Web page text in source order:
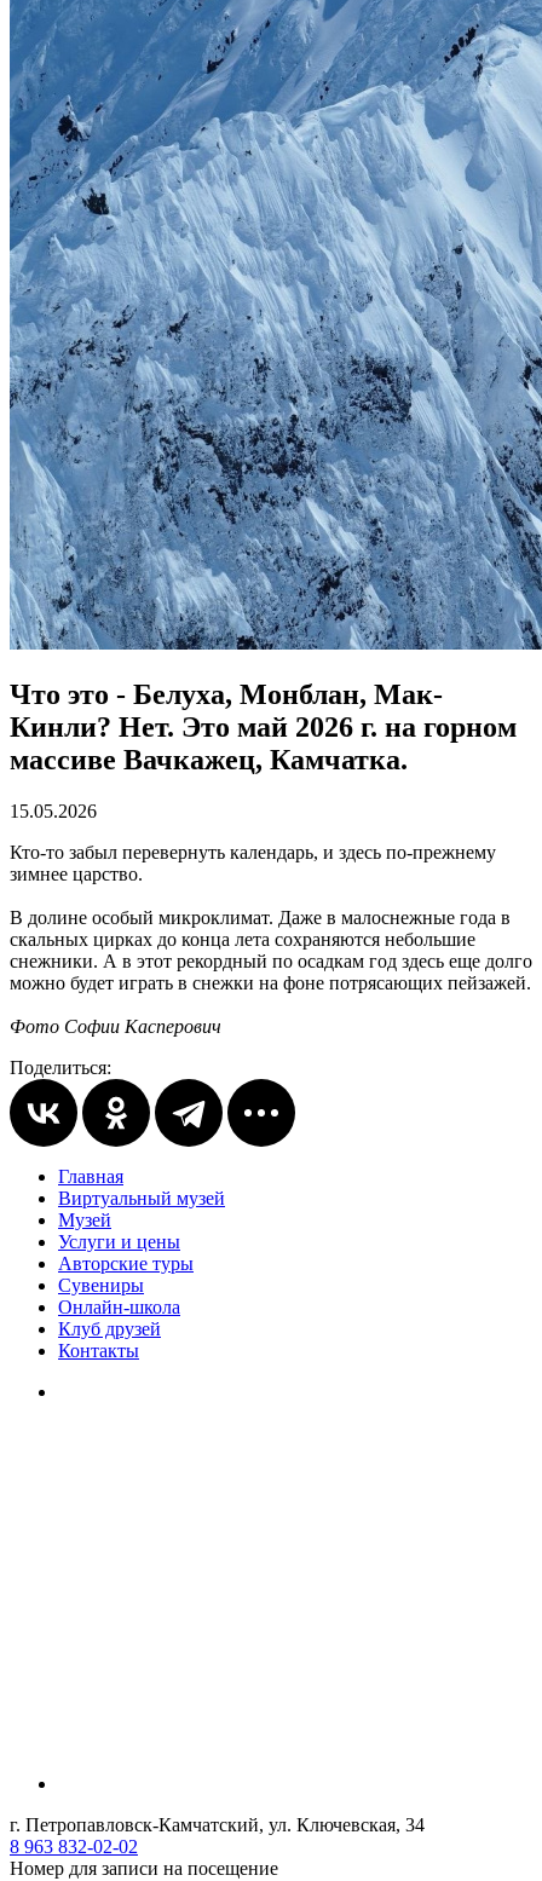
Что это - Белуха, Монблан, Мак-
Кинли? Нет. Это май 2026 г. на горном
массиве Вачкажец, Камчатка.
15.05.2026
Кто-то забыл перевернуть календарь, и здесь по-прежнему
зимнее царство.
В долине особый микроклимат. Даже в малоснежные года в
скальных цирках до конца лета сохраняются небольшие
снежники. А в этот рекордный по осадкам год здесь еще долго
можно будет играть в снежки на фоне потрясающих пейзажей.
Фото Софии Касперович
Поделиться:
Главная
Виртуальный музей
Музей
Услуги и цены
Авторские туры
Сувениры
Онлайн-школа
Клуб друзей
Контакты
г. Петропавловск-Камчатский, ул. Ключевская, 34
8 963 832-02-02
Номер для записи на посещение